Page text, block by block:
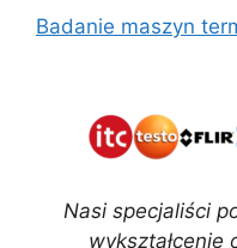
Badanie maszyn
Nasi specjaliści
wykształcenie